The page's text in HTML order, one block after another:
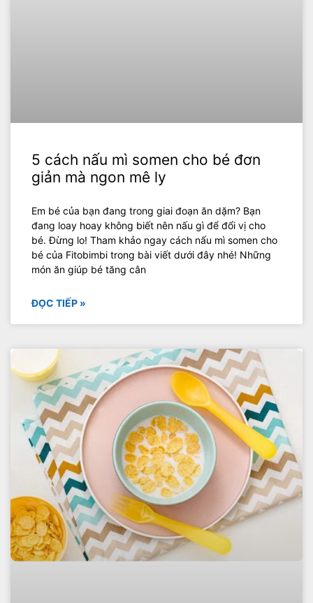
5 cách nấu mì somen cho bé đơn
giản mà ngon mê ly
Em bé của bạn đang trong giai đoạn ăn dặm? Bạn
đang loay hoay không biết nên nấu gì để đổi vị cho
bé. Đừng lo! Tham khảo ngay cách nấu mì somen cho
bé của Fitobimbi trong bài viết dưới đây nhé! Những
món ăn giúp bé tăng cân
ĐỌC TIẾP »